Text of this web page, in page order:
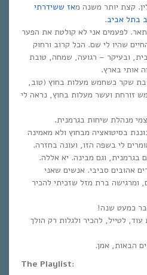
קצת יותר משנה מאז ששידרתי
בתל אביב.
לפעמים אני לא קולטת את הפער
שהיו לי שם. הכל קרוב ורחוק
ובעיקר – רגועה, שמחה, טובת
אותי בארץ.
שקר כשחמש מעלות בחוץ (טוב,
זורחת ועשר מעלות בחוץ, נראה לי
מנהלת שיחות בגרמנית.
בסיטואציה מבחוץ ולא מאמינה
לי בשפה הזו, ועונה בחזרה.
בגרמנית, וגם מבינה. יא אללה.
אהובים סביבי. אנשים שאני
ומרגישה ברת מזל שזכיתי להכיר
כמעט שנה!
לטייל, להכיר ולגלות רק הולך
הבאות, אמן.
The Playlist: